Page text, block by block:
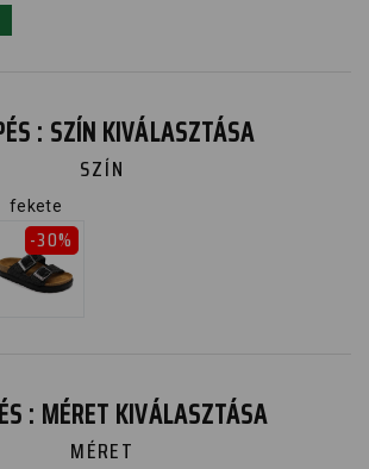
: SZÍN KIVÁLASZTÁSA
SZÍN
fekete
-30%
: MÉRET KIVÁLASZTÁSA
MÉRET